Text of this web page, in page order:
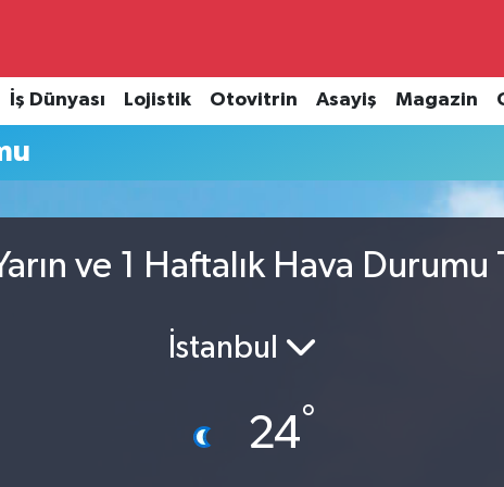
İş Dünyası Lojistik Otovitrin Asayiş Magazin
ve 1 Haftalık Hava Durumu
İstanbul
24°